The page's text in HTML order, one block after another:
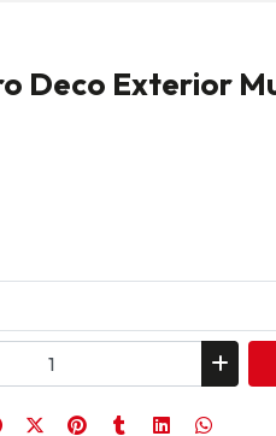
Deco Exterior